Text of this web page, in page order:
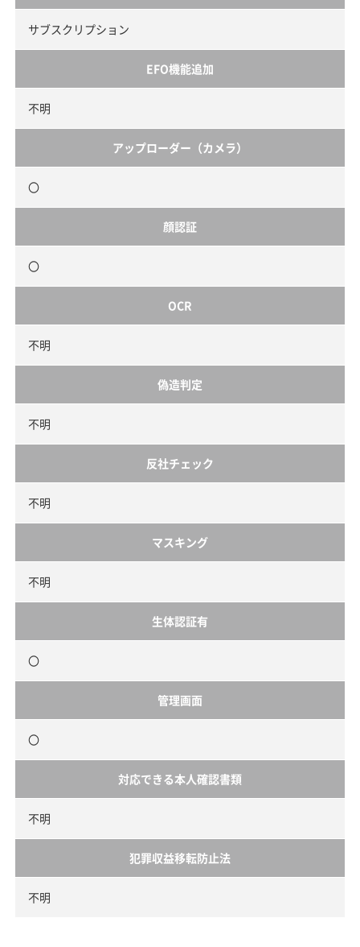
サブスクリプション
EFO機能追加
不明
アップローダー（カメラ）
〇
顔認証
〇
OCR
不明
偽造判定
不明
反社チェック
不明
マスキング
不明
生体認証有
〇
管理画面
〇
対応できる本人確認書類
不明
犯罪収益移転防止法
不明